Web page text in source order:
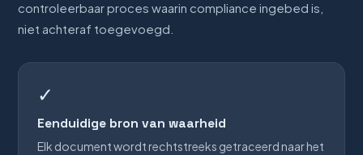
controleerbaar proces waarin compliance ingebed is,
niet achteraf toegevoegd.
✓
Eenduidige bron van waarheid
Elk document wordt rechtstreeks getraceerd naar het